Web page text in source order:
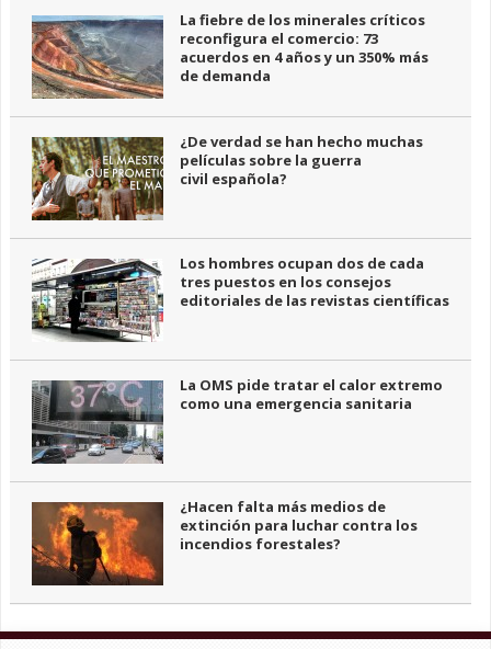
La fiebre de los minerales críticos
reconfigura el comercio: 73
acuerdos en 4 años y un 350% más
de demanda
¿De verdad se han hecho muchas
películas sobre la guerra
civil española?
Los hombres ocupan dos de cada
tres puestos en los consejos
editoriales de las revistas científicas
La OMS pide tratar el calor extremo
como una emergencia sanitaria
¿Hacen falta más medios de
extinción para luchar contra los
incendios forestales?